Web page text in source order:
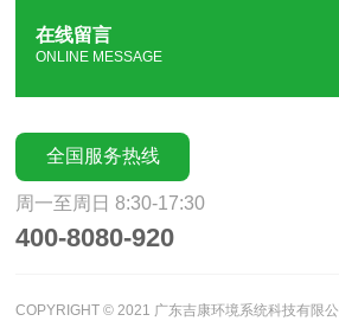
在线留言
ONLINE MESSAGE
全国服务热线
周一至周日 8:30-17:30
400-8080-920
COPYRIGHT © 2021 广东吉康环境系统科技有